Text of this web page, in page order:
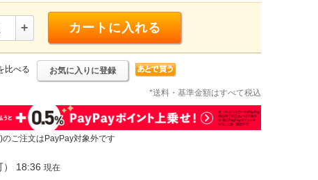
+ カートに入れる
比べる お気に入りに登録
*送料・基準金額はすべて税込
ご注文はPayPay対象外です
） 18:36 現在